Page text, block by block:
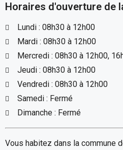
Horaires d'ouverture de
Lundi : 08h30 à 12h00
Mardi : 08h30 à 12h00
Mercredi : 08h30 à 12h00,
Jeudi : 08h30 à 12h00
Vendredi : 08h30 à 12h00
Samedi : Fermé
Dimanche : Fermé
Vous habitez dans la commune